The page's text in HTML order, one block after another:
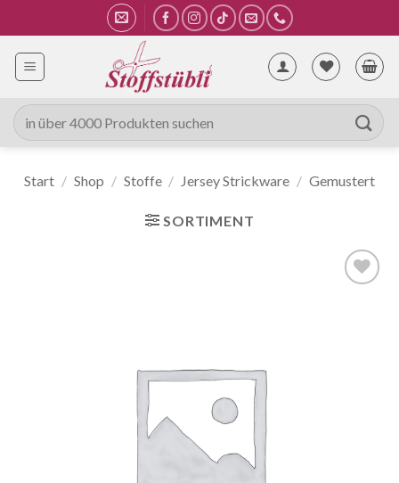
Inhalt
springen
Suche
nach:
Start / Shop / Stoffe / Jersey Strickware / Gemustert
SORTIMENT